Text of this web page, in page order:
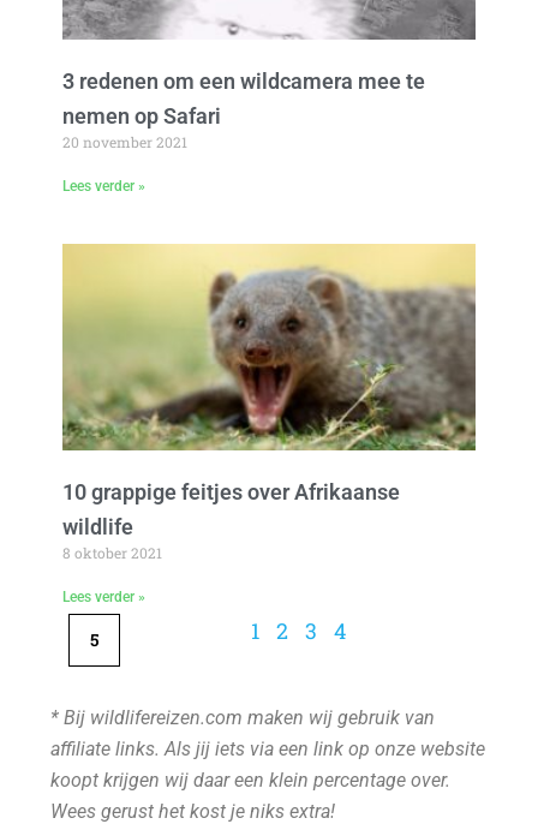
3 redenen om een wildcamera mee te
nemen op Safari
20 november 2021
Lees verder »
10 grappige feitjes over Afrikaanse
wildlife
8 oktober 2021
Lees verder »
1 2 3 4
5
* Bij wildlifereizen.com maken wij gebruik van
affiliate links. Als jij iets via een link op onze website
koopt krijgen wij daar een klein percentage over.
Wees gerust het kost je niks extra!